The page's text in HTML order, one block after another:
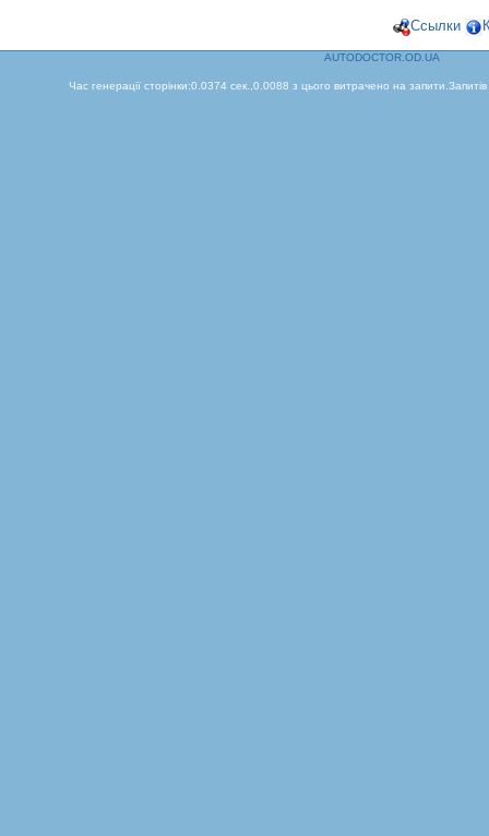
Ссылки
AUTODOCTOR.OD.UA
Час генерації сторінки:0.0374 сек.,0.0088 з цього витрачено на